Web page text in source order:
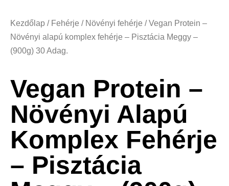
Kezdőlap / Fehérje / Növényi fehérje / Vegan Protein –
Növényi alapú komplex fehérje – Pisztácia Meggy –
(900g) 30 Adag.
Vegan Protein –
Növényi Alapú
Komplex Fehérje
– Pisztácia